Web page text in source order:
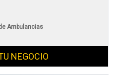
Ambulancias
NEGOCIO